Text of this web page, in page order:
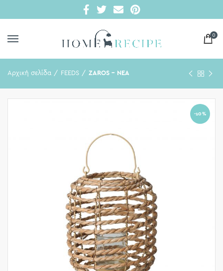
0
Αρχική σελίδα FEEDS ZAROS - ΝΕΑ
-10%